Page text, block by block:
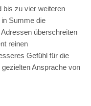
bis zu vier weiteren
Summe die
überschreiten
reinen
Gefühl für die
Ansprache von